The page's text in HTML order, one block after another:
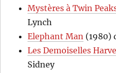
Mystères à Twin
Lynch
Elephant Man (1980)
Les Demoiselles
Sidney